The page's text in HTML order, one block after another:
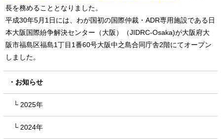
長を務めることとなりました。
平成30年5月1日には、わが国初の国際仲裁・ADR専用施設である日
本大阪国際紛争解決センター（大阪）（JIDRC-Osaka)が大阪府大
阪市福島区福島1丁目1番60号大阪中之島合同庁舎2階にてオープン
しました。
お知らせ
2025年
2024年